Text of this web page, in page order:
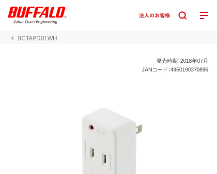
BCTAPD01WH
発売時期：2018年07月
JANコード：4950190370895